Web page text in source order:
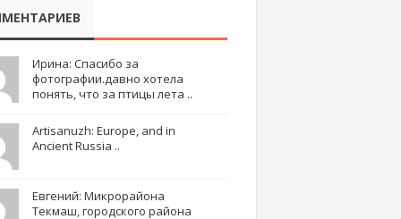
Ирина: Спасибо за
фотографии.давно хотела
понять, что за птицы лета ..
Artisanuzh: Europe, and in
Ancient Russia ..
Евгений: Микрорайона
Текмаш, городского района